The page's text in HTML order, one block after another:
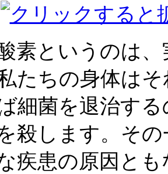
素というのは
たちの身体は
細菌を退治す
殺します。そ
疾患の原因と